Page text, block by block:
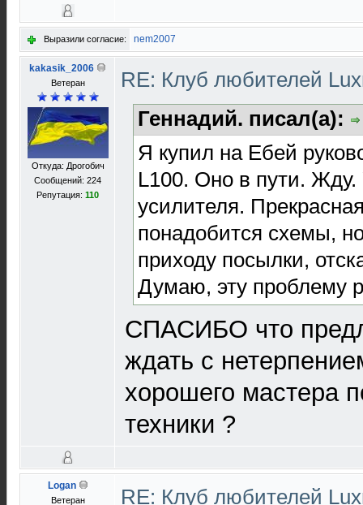
Выразили согласие: nem2007
kakasik_2006
Ветеран
Откуда: Дрогобич
Сообщений: 224
Репутация: 110
RE: Клуб любителей
Геннадий. писал(а):
Я купил на Ебей
L100. Оно в пути. Жду.
усилителя.
понадобится схемы,
приходу посылки,
Думаю, эту проблему
СПАСИБО что
ждать с
хорошего мастера
техники ?
Logan
Ветеран
RE: Клуб любителей